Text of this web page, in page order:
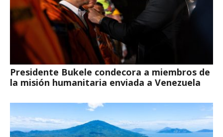
Presidente Bukele condecora a miembros de
la misión humanitaria enviada a Venezuela